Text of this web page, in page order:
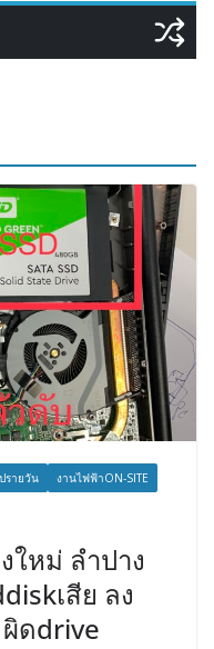
รายวัน งานไฟฟ้าON-SITE
ใหม่ ลำปาง
เสีย ลง
ดdrive